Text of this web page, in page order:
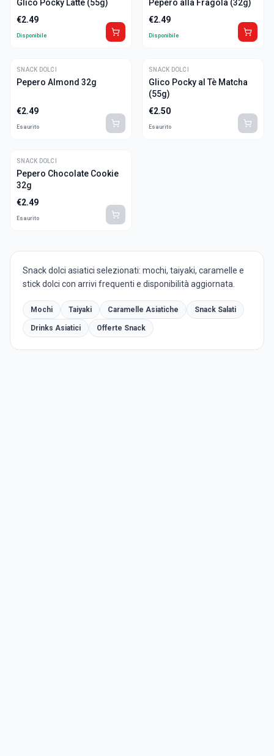
Glico Pocky Latte (55g)
€2.49
Disponibile
Pepero alla Fragola (32g)
€2.49
Disponibile
SNACK DOLCI
Pepero Almond 32g
€2.49
Esaurito
SNACK DOLCI
Glico Pocky al Tè Matcha
(55g)
€2.50
Esaurito
SNACK DOLCI
Pepero Chocolate Cookie
32g
€2.49
Esaurito
Snack dolci asiatici selezionati: mochi, taiyaki, caramelle e
stick dolci con arrivi frequenti e disponibilità aggiornata.
Mochi Taiyaki Caramelle Asiatiche Snack Salati
Drinks Asiatici Offerte Snack